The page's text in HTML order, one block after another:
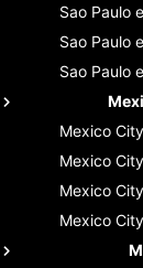
Sao Paulo
Sao Paulo
Sao Paulo
Mexico
Mexico
Mexico
Mexico